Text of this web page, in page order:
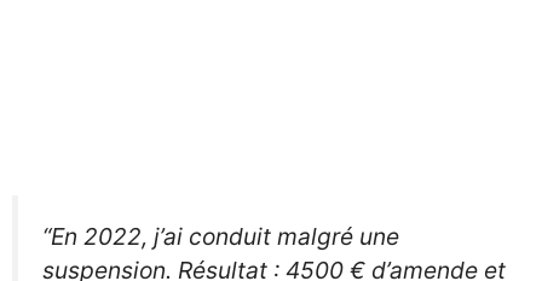
“En 2022, j’ai conduit malgré une
suspension. Résultat : 4500 € d’amende et